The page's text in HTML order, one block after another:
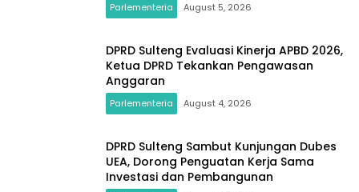
Parlementeria August 5, 2026
DPRD Sulteng Evaluasi Kinerja APBD 2026,
Ketua DPRD Tekankan Pengawasan
Anggaran
Parlementeria August 4, 2026
DPRD Sulteng Sambut Kunjungan Dubes
UEA, Dorong Penguatan Kerja Sama
Investasi dan Pembangunan